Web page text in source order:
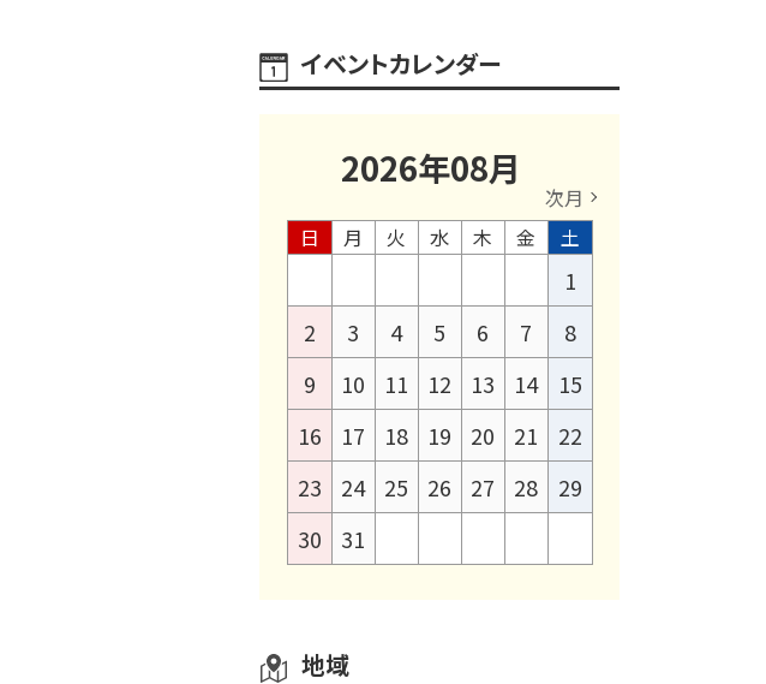
イベントカレンダー
2026年08月
次月
日
月 火 水 木 金 土
1
2
3 4 5 6 7
8
9
10 11 12 13 14
15
16
17 18 19 20 21
22
23
24 25 26 27 28
29
30
31
地域